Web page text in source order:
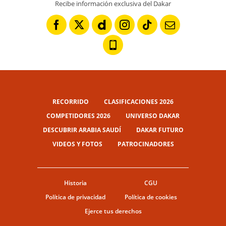
Recibe información exclusiva del Dakar
RECORRIDO
CLASIFICACIONES 2026
COMPETIDORES 2026
UNIVERSO DAKAR
DESCUBRIR ARABIA SAUDÍ
DAKAR FUTURO
VIDEOS Y FOTOS
PATROCINADORES
Historia
CGU
Política de privacidad
Política de cookies
Ejerce tus derechos